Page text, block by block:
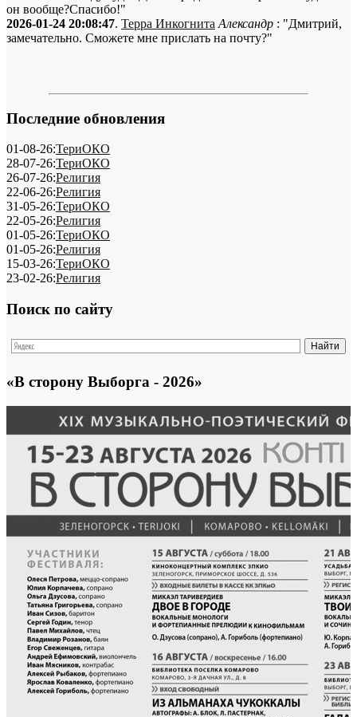
он вообще?Спасибо!"
2026-01-24 20:08:47. Терра Инкогнита Александр : "Дмитрий,
замечательно. Сможете мне прислать на почту?"
Последние обновления
01-08-26:ТериОКО
28-07-26:ТериОКО
26-07-26:Религия
22-06-26:Религия
31-05-26:ТериОКО
22-05-26:Религия
01-05-26:ТериОКО
01-05-26:Религия
15-03-26:ТериОКО
23-02-26:Религия
Поиск по сайту
«В сторону Выборга - 2026»